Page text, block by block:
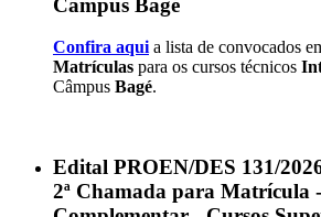
Confira aqui a lista de convocados
Matrículas para os cursos técnicos
Câmpus Bagé.
Edital PROEN/DES 131/
2ª Chamada para Matrícula -